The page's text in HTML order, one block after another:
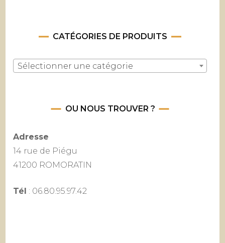
CATÉGORIES DE PRODUITS
Sélectionner une catégorie
OU NOUS TROUVER ?
Adresse
14 rue de Piégu
41200 ROMORATIN
Tél : 06.80.95.97.42